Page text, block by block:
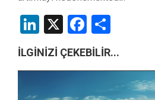
LinkedIn
X Facebook
İLGİNİZİ ÇEKEBİLİR...